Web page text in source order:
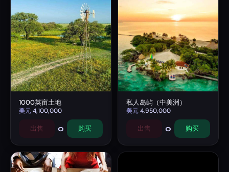
1000英亩土地
美元4,100,000
出售 0 购买
私人岛屿（中美洲）
美元4,950,000
出售 0 购买